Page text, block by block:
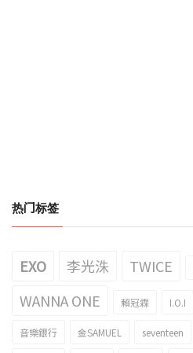
热门标签
EXO 李光洙 TWICE
WANNA ONE 賴冠霖 I.O.I
音樂銀行 金SAMUEL seventeen